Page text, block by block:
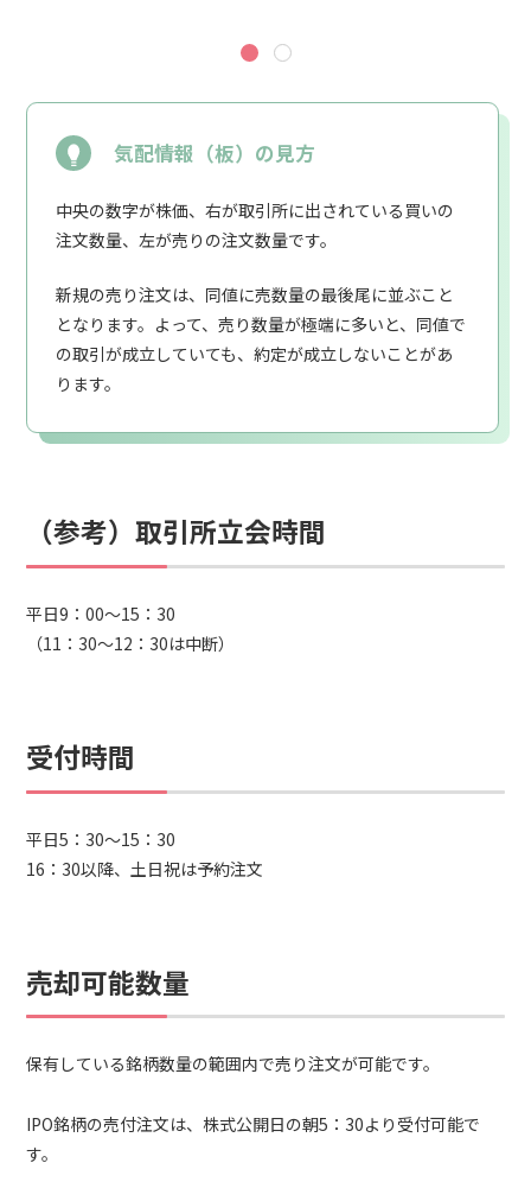
気配情報（板）の見方
中央の数字が株価、右が取引所に出されている買いの
注文数量、左が売りの注文数量です。
新規の売り注文は、同値に売数量の最後尾に並ぶこと
となります。よって、売り数量が極端に多いと、同値で
の取引が成立していても、約定が成立しないことがあ
ります。
（参考）取引所立会時間
平日9：00～15：30
（11：30～12：30は中断）
受付時間
平日5：30～15：30
16：30以降、土日祝は予約注文
売却可能数量
保有している銘柄数量の範囲内で売り注文が可能です。
IPO銘柄の売付注文は、株式公開日の朝5：30より受付可能で
す。